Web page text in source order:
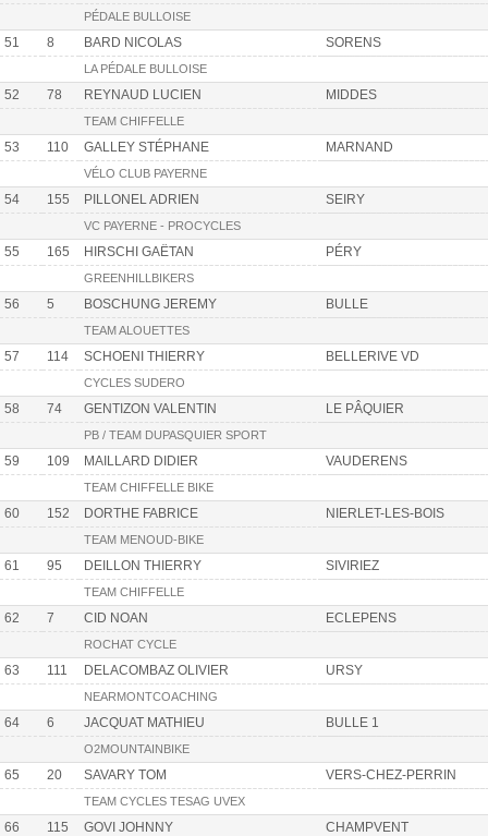
PÉDALE BULLOISE
51 8 BARD NICOLAS SORENS
LA PÉDALE BULLOISE
52 78 REYNAUD LUCIEN MIDDES
TEAM CHIFFELLE
53 110 GALLEY STÉPHANE MARNAND
VÉLO CLUB PAYERNE
54 155 PILLONEL ADRIEN SEIRY
VC PAYERNE - PROCYCLES
55 165 HIRSCHI GAËTAN PÉRY
GREENHILLBIKERS
56 5 BOSCHUNG JEREMY BULLE
TEAM ALOUETTES
57 114 SCHOENI THIERRY BELLERIVE VD
CYCLES SUDERO
58 74 GENTIZON VALENTIN LE PÂQUIER
PB / TEAM DUPASQUIER SPORT
59 109 MAILLARD DIDIER VAUDERENS
TEAM CHIFFELLE BIKE
60 152 DORTHE FABRICE NIERLET-LES-BOIS
TEAM MENOUD-BIKE
61 95 DEILLON THIERRY SIVIRIEZ
TEAM CHIFFELLE
62 7 CID NOAN ECLEPENS
ROCHAT CYCLE
63 111 DELACOMBAZ OLIVIER URSY
NEARMONTCOACHING
64 6 JACQUAT MATHIEU BULLE 1
O2MOUNTAINBIKE
65 20 SAVARY TOM VERS-CHEZ-PERRIN
TEAM CYCLES TESAG UVEX
66 115 GOVI JOHNNY CHAMPVENT